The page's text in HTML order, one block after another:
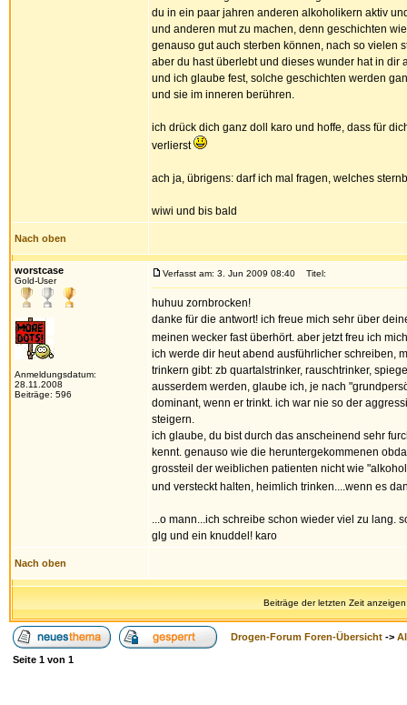
du in ein paar jahren anderen alkoholikern aktiv
und anderen mut zu machen, denn geschichten
genauso gut auch sterben können, nach so vielen
aber du hast überlebt und dieses wunder hat in dir
und ich glaube fest, solche geschichten werden
und sie im inneren berühren.
ich drück dich ganz doll karo und hoffe, dass für
verlierst
ach ja, übrigens: darf ich mal fragen, welches
wiwi und bis bald
Nach oben
worstcase
Gold-User
Anmeldungsdatum:
28.11.2008
Beiträge: 596
Verfasst am: 3. Jun 2009 08:40 Titel:
huhuu zornbrocken!
danke für die antwort! ich freue mich sehr über
meinen wecker fast überhört. aber jetzt freu ich
ich werde dir heut abend ausführlicher schreiben,
trinkern gibt: zb quartalstrinker, rauschtrinker,
ausserdem werden, glaube ich, je nach
dominant, wenn er trinkt. ich war nie so der
steigern.
ich glaube, du bist durch das anscheinend sehr
kennt. genauso wie die heruntergekommenen
grossteil der weiblichen patienten nicht wie
und versteckt halten, heimlich trinken....wenn es
...o mann...ich schreibe schon wieder viel zu lang.
glg und ein knuddel! karo
Nach oben
Beiträge der letzten Zeit
Drogen-Forum Foren-Übersicht ->
Seite 1 von 1